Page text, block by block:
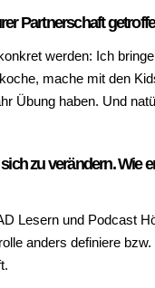
Partnerschaft
werden: Ich
mache mit den
Übung haben. Und
zu verändern. Wie
Lesern und Podcast
anders definiere